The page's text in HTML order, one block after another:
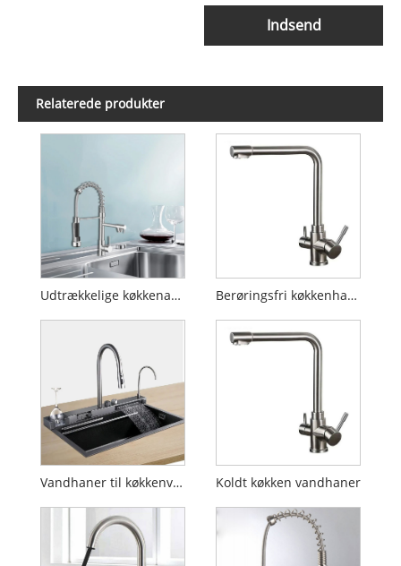
Indsend
Relaterede produkter
Udtrækkelige køkkenarmaturer Berøringsfri køkkenhaner
Vandhaner til køkkenvask Koldt køkken vandhaner